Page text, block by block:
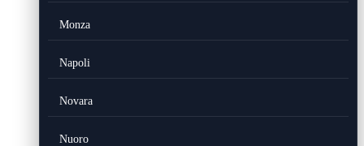
Monza
Napoli
Novara
Nuoro